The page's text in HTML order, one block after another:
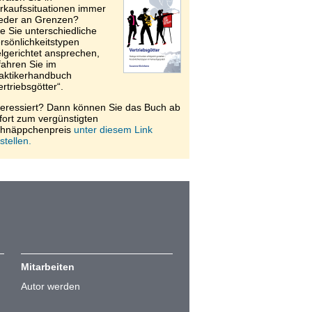
immer
an Grenzen?
Sie unterschiedliche
ansprechen,
Sie im
Dann können Sie das Buch ab
zum vergünstigten
unter diesem Link
Mitarbeiten
Autor werden